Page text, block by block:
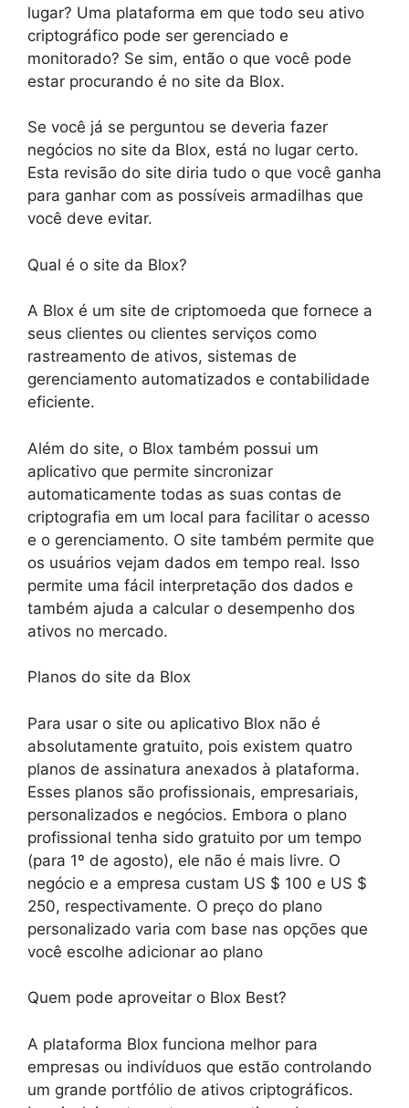
lugar? Uma plataforma em que todo seu ativo
criptográfico pode ser gerenciado e
monitorado? Se sim, então o que você pode
estar procurando é no site da Blox.
Se você já se perguntou se deveria fazer
negócios no site da Blox, está no lugar certo.
Esta revisão do site diria tudo o que você ganha
para ganhar com as possíveis armadilhas que
você deve evitar.
Qual é o site da Blox?
A Blox é um site de criptomoeda que fornece a
seus clientes ou clientes serviços como
rastreamento de ativos, sistemas de
gerenciamento automatizados e contabilidade
eficiente.
Além do site, o Blox também possui um
aplicativo que permite sincronizar
automaticamente todas as suas contas de
criptografia em um local para facilitar o acesso
e o gerenciamento. O site também permite que
os usuários vejam dados em tempo real. Isso
permite uma fácil interpretação dos dados e
também ajuda a calcular o desempenho dos
ativos no mercado.
Planos do site da Blox
Para usar o site ou aplicativo Blox não é
absolutamente gratuito, pois existem quatro
planos de assinatura anexados à plataforma.
Esses planos são profissionais, empresariais,
personalizados e negócios. Embora o plano
profissional tenha sido gratuito por um tempo
(para 1º de agosto), ele não é mais livre. O
negócio e a empresa custam US $ 100 e US $
250, respectivamente. O preço do plano
personalizado varia com base nas opções que
você escolhe adicionar ao plano
Quem pode aproveitar o Blox Best?
A plataforma Blox funciona melhor para
empresas ou indivíduos que estão controlando
um grande portfólio de ativos criptográficos.